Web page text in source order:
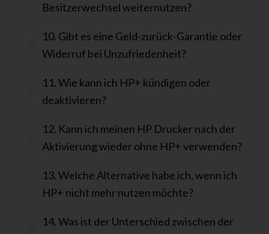
Besitzerwechsel weiternutzen?
10. Gibt es eine Geld-zurück-Garantie oder
Widerruf bei Unzufriedenheit?
11. Wie kann ich HP+ kündigen oder
deaktivieren?
12. Kann ich meinen HP Drucker nach der
Aktivierung wieder ohne HP+ verwenden?
13. Welche Alternative habe ich, wenn ich
HP+ nicht mehr nutzen möchte?
14. Was ist der Unterschied zwischen der